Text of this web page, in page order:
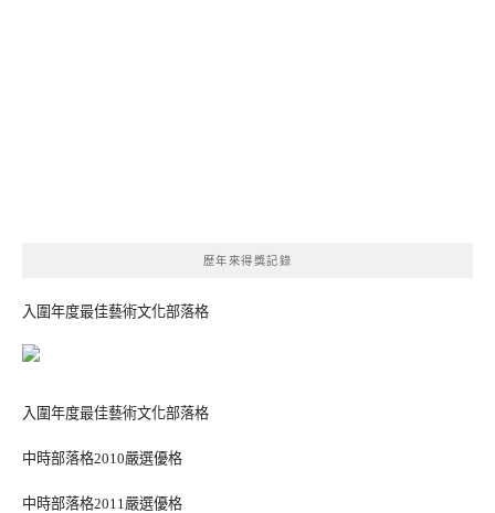
歷年來得獎記錄
入圍年度最佳藝術文化部落格
入圍年度最佳藝術文化部落格
中時部落格2010嚴選優格
中時部落格2011嚴選優格